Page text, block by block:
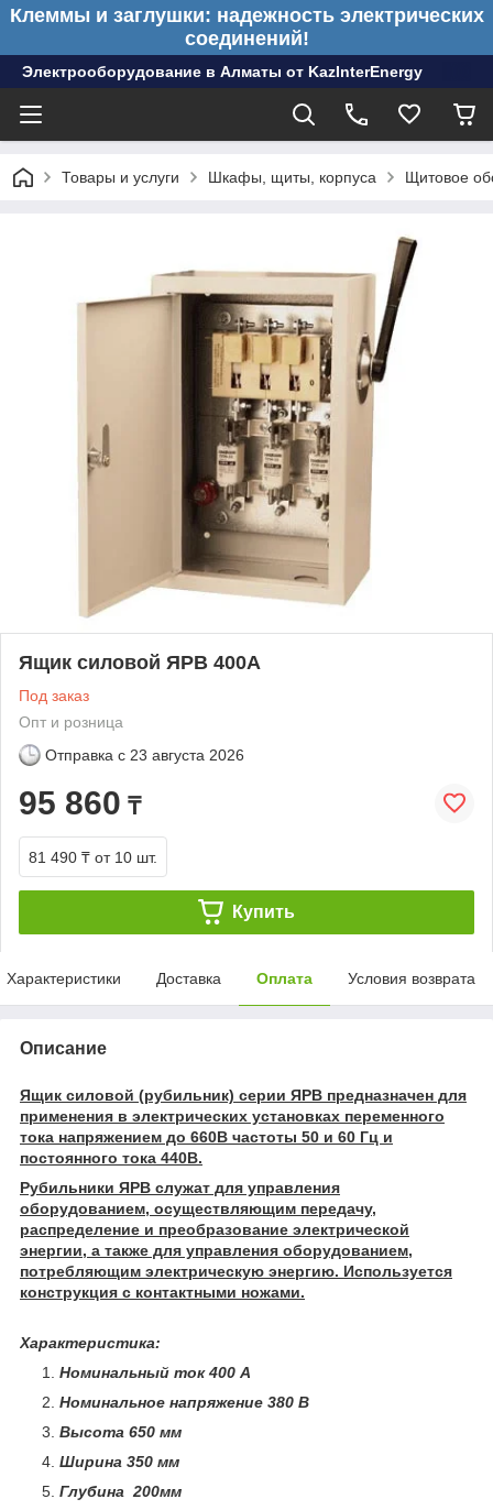
Клеммы и заглушки: надежность электрических
соединений!
Электрооборудование в Алматы от KazInterEnergy
Товары и услуги Шкафы, щиты, корпуса Щитовое
Ящик силовой ЯРВ 400А
Под заказ
Опт и розница
Отправка с 23 августа 2026
95 860 ₸
81 490 ₸ от 10 шт.
Купить
Характеристики Доставка Оплата Условия возврата
Описание
Ящик силовой (рубильник) серии ЯРВ предназначен для
применения в электрических установках переменного
тока напряжением до 660В частоты 50 и 60 Гц и
постоянного тока 440В.
Рубильники ЯРВ служат для управления
оборудованием, осуществляющим передачу,
распределение и преобразование электрической
энергии, а также для управления оборудованием,
потребляющим электрическую энергию. Используется
конструкция с контактными ножами.
Характеристика:
Номинальный ток 400 А
Номинальное напряжение 380 В
Высота 650 мм
Ширина 350 мм
Глубина 200мм